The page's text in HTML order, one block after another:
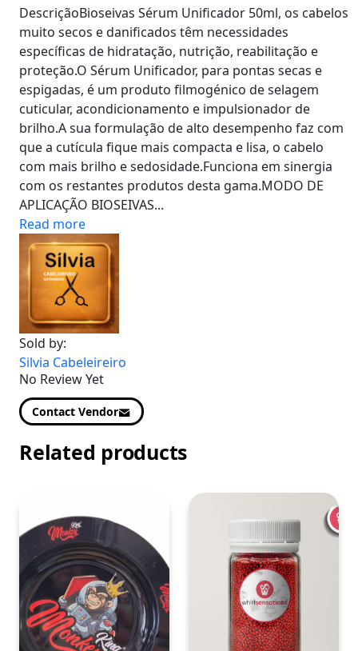
DescriçãoBioseivas Sérum Unificador 50ml, os cabelos
muito secos e danificados têm necessidades
específicas de hidratação, nutrição, reabilitação e
proteção.O Sérum Unificador, para pontas secas e
espigadas, é um produto filmogénico de selagem
cuticular, acondicionamento e impulsionador de
brilho.A sua formulação de alto desempenho faz com
que a cutícula fique mais compacta e lisa, o cabelo
com mais brilho e sedosidade.Funciona em sinergia
com os restantes produtos desta gama.MODO DE
APLICAÇÃO BIOSEIVAS...
Read more
Sold by:
Silvia Cabeleireiro
No Review Yet
Contact Vendor
Related products